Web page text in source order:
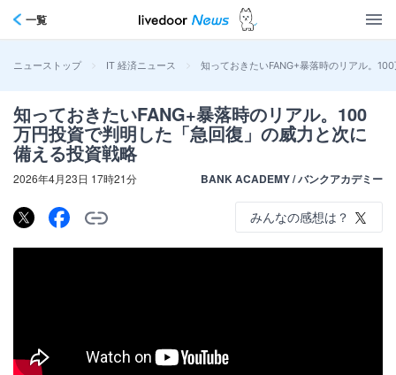
一覧
ニューストップ > IT 経済ニュース > 知っておきたいFANG+暴落時のリアル。
知っておきたいFANG+暴落時のリアル。100
万円投資で判明した「急回復」の威力と次に
備える投資戦略
2026年4月23日 17時21分 BANK ACADEMY / バンクアカデミー
みんなの感想は？